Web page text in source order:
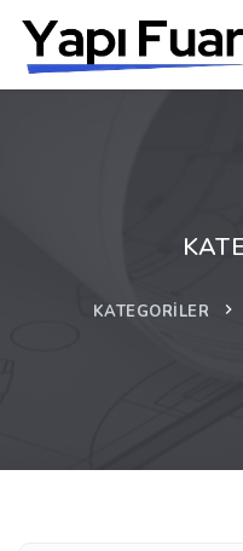
KATEGORILER